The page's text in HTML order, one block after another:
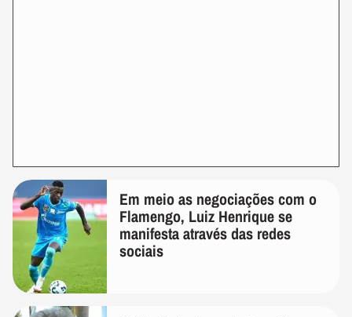
Em meio as negociações com o
Flamengo, Luiz Henrique se
manifesta através das redes
sociais